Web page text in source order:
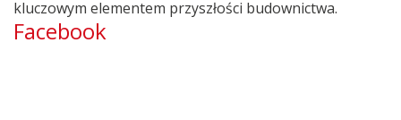
kluczowym elementem przyszłości budownictwa.
Facebook